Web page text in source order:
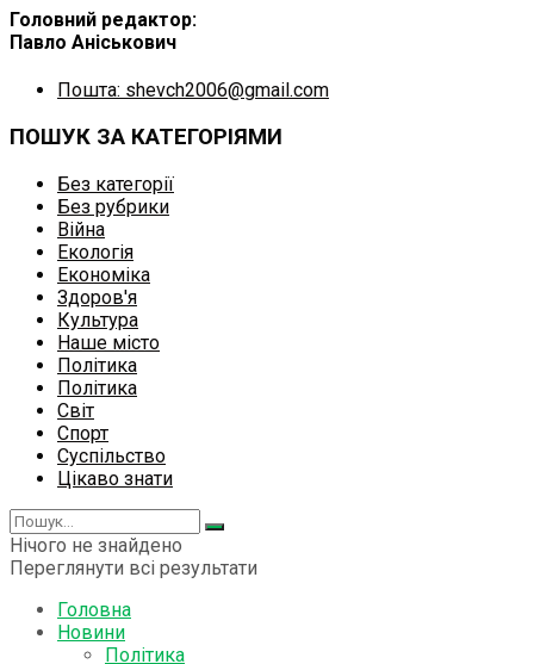
Головний редактор:
Павло Аніськович
Пошта: shevch2006@gmail.com
ПОШУК ЗА КАТЕГОРІЯМИ
Без категорії
Без рубрики
Війна
Екологія
Економіка
Здоров'я
Культура
Наше місто
Політика
Політика
Світ
Спорт
Суспільство
Цікаво знати
Нічого не знайдено
Переглянути всі результати
Головна
Новини
Політика